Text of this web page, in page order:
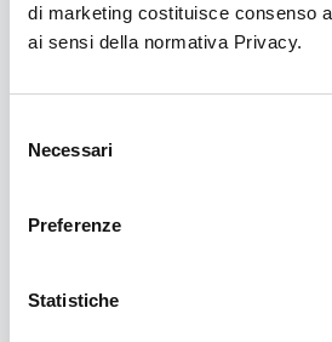
di marketing costituisce consenso
ai sensi della normativa Privacy.
delNecessari
Preferenze
Statistiche
Una fonte di nuovi
cliente si muova in
Un argomento per le
argomento che ci
nuove generazioni; inoltre
promotore/banker su